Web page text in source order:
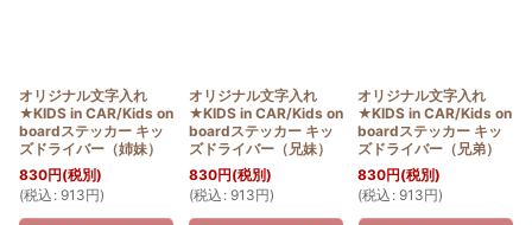
オリジナル文字入れ
★KIDS in CAR/Kids on
boardステッカー キッ
ズドライバー（姉妹）
830円(税別)
(税込 : 913円)
オリジナル文字入れ
★KIDS in CAR/Kids on
boardステッカー キッ
ズドライバー（兄妹）
830円(税別)
(税込 : 913円)
オリジナル文字入れ
★KIDS in CAR/Kids on
boardステッカー キッ
ズドライバー（兄弟）
830円(税別)
(税込 : 913円)